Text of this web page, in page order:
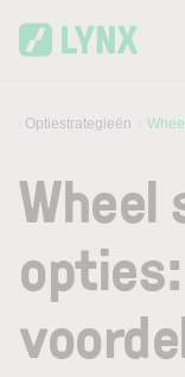
Optiestrategieën